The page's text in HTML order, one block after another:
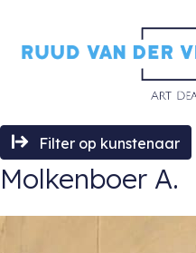
Filter op kunstenaar
Molkenboer A.